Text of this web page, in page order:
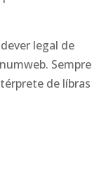
legal de
Sempre
de líbras